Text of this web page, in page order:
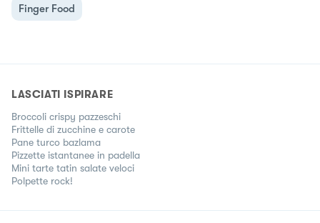
Finger Food
LASCIATI ISPIRARE
Broccoli crispy pazzeschi
Frittelle di zucchine e carote
Pane turco bazlama
Pizzette istantanee in padella
Mini tarte tatin salate veloci
Polpette rock!